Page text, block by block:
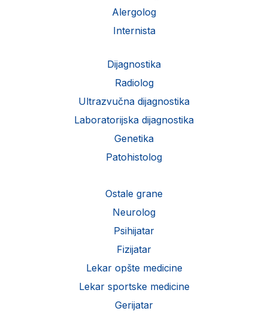
Alergolog
Internista
Dijagnostika
Radiolog
Ultrazvučna dijagnostika
Laboratorijska dijagnostika
Genetika
Patohistolog
Ostale grane
Neurolog
Psihijatar
Fizijatar
Lekar opšte medicine
Lekar sportske medicine
Gerijatar